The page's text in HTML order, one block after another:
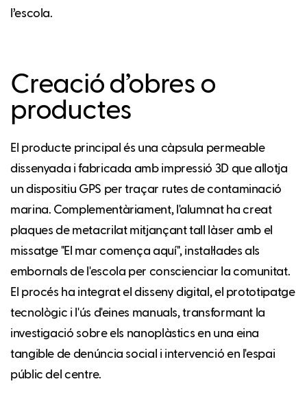
l’escola.
Creació d’obres o
productes
El producte principal és una càpsula permeable
dissenyada i fabricada amb impressió 3D que allotja
un dispositiu GPS per traçar rutes de contaminació
marina. Complementàriament, l'alumnat ha creat
plaques de metacrilat mitjançant tall làser amb el
missatge "El mar comença aquí", instal·lades als
embornals de l'escola per conscienciar la comunitat.
El procés ha integrat el disseny digital, el prototipatge
tecnològic i l'ús d'eines manuals, transformant la
investigació sobre els nanoplàstics en una eina
tangible de denúncia social i intervenció en l'espai
públic del centre.